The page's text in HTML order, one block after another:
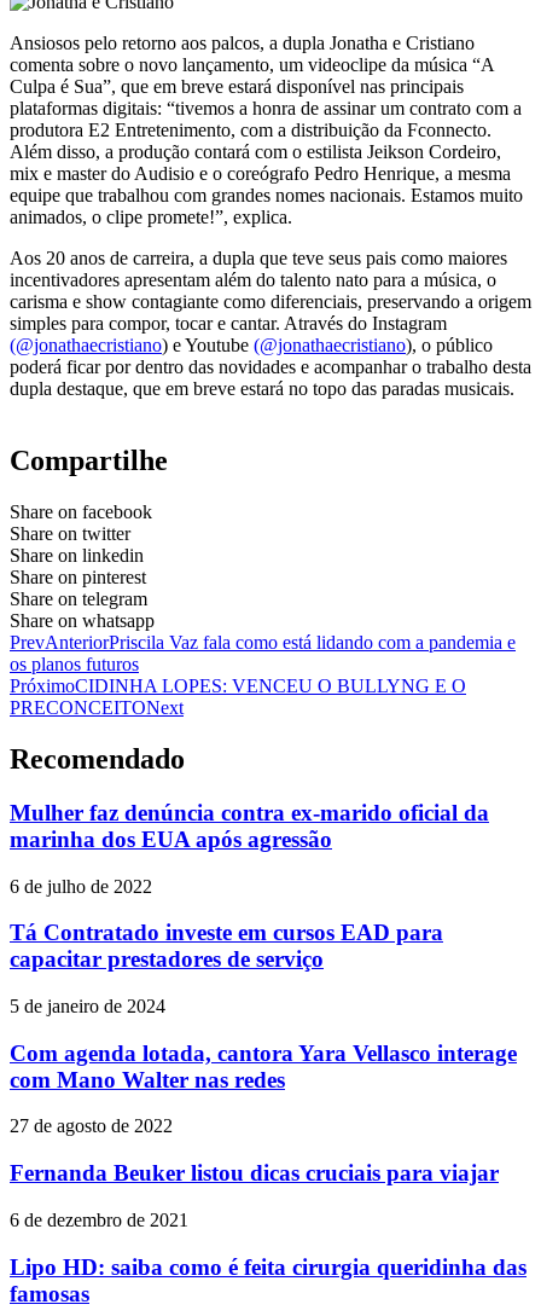
Ansiosos pelo retorno aos palcos, a dupla Jonatha e Cristiano
comenta sobre o novo lançamento, um videoclipe da música “A
Culpa é Sua”, que em breve estará disponível nas principais
plataformas digitais: “tivemos a honra de assinar um contrato com a
produtora E2 Entretenimento, com a distribuição da Fconnecto.
Além disso, a produção contará com o estilista Jeikson Cordeiro,
mix e master do Audisio e o coreógrafo Pedro Henrique, a mesma
equipe que trabalhou com grandes nomes nacionais. Estamos muito
animados, o clipe promete!”, explica.
Aos 20 anos de carreira, a dupla que teve seus pais como maiores
incentivadores apresentam além do talento nato para a música, o
carisma e show contagiante como diferenciais, preservando a origem
simples para compor, tocar e cantar. Através do Instagram
(@jonathaecristiano) e Youtube (@jonathaecristiano), o público
poderá ficar por dentro das novidades e acompanhar o trabalho desta
dupla destaque, que em breve estará no topo das paradas musicais.
Compartilhe
Share on facebook
Share on twitter
Share on linkedin
Share on pinterest
Share on telegram
Share on whatsapp
PrevAnteriorPriscila Vaz fala como está lidando com a pandemia e
os planos futuros
PróximoCIDINHA LOPES: VENCEU O BULLYNG E O
PRECONCEITONext
Recomendado
Mulher faz denúncia contra ex-marido oficial da
marinha dos EUA após agressão
6 de julho de 2022
Tá Contratado investe em cursos EAD para
capacitar prestadores de serviço
5 de janeiro de 2024
Com agenda lotada, cantora Yara Vellasco interage
com Mano Walter nas redes
27 de agosto de 2022
Fernanda Beuker listou dicas cruciais para viajar
6 de dezembro de 2021
Lipo HD: saiba como é feita cirurgia queridinha das
famosas